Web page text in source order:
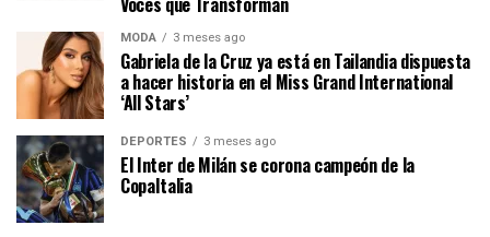
MODA 3 meses ago
Gabriela de la Cruz ya está en Tailandia dispuesta
a hacer historia en el Miss Grand International
‘All Stars’
DEPORTES 3 meses ago
El Inter de Milán se corona campeón de la
CopaItalia